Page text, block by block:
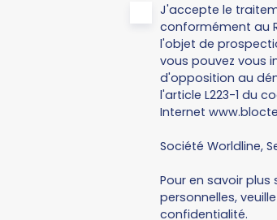
J'accepte le
conformément au
l'objet de
vous pouvez vous
d'opposition au
l'article L223-1 du
Internet
Société Worldline,
Pour en savoir
personnelles,
confidentialité.